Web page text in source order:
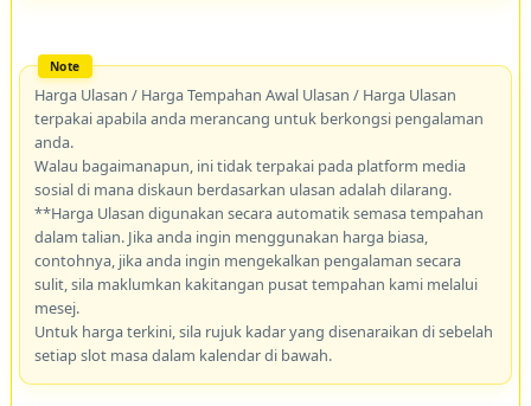
Harga Ulasan / Harga Tempahan Awal Ulasan / Harga Ulasan
terpakai apabila anda merancang untuk berkongsi pengalaman
anda.
Walau bagaimanapun, ini tidak terpakai pada platform media
sosial di mana diskaun berdasarkan ulasan adalah dilarang.
**Harga Ulasan digunakan secara automatik semasa tempahan
dalam talian. Jika anda ingin menggunakan harga biasa,
contohnya, jika anda ingin mengekalkan pengalaman secara
sulit, sila maklumkan kakitangan pusat tempahan kami melalui
mesej.
Untuk harga terkini, sila rujuk kadar yang disenaraikan di sebelah
setiap slot masa dalam kalendar di bawah.